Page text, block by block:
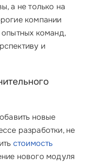
а не только на
компании
опытных команд,
и
новые
разработки, не
стоимость
нового модуля